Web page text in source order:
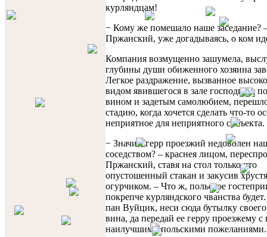
курляндцам!
− Кому же помешало наше заседание?
Пржанский, уже догадываясь, о ком
Компания возмущенно зашумела,
глубины души обиженного хозяина
Легкое раздражение, вызванное
видом явившегося в зале господина,
вином и задетым самолюбием,
стадию, когда хочется сделать что-то
неприятное для неприятного субъекта.
− Значит, герр проезжий недоволен
соседством? – краснея лицом,
Пржанский, ставя на стол только что
опустошенный стакан и закусив
огурчиком. – Что ж, польское
покрепче курляндского чванства
пан Вуйцик, неси сюда бутылку
вина, да передай ее герру проезжему
наилучшими польскими